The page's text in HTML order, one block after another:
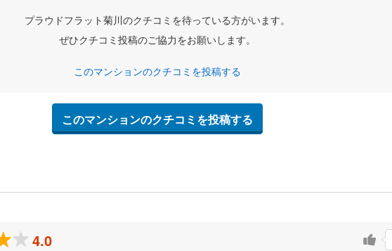
プラウドフラット菊川のクチコミを待っている方がいます。
ぜひクチコミ投稿のご協力をお願いします。
このマンションのクチコミを投稿する
このマンションのクチコミを投稿する
4.0